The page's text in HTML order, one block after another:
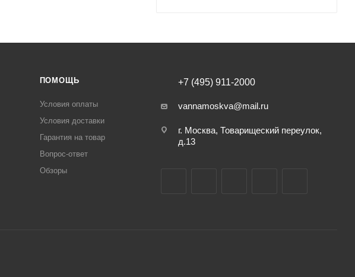
ПОМОЩЬ
Условия оплаты
Условия доставки
Гарантия на товар
Вопрос-ответ
Обзоры
+7 (495) 911-2000
vannamoskva@mail.ru
г. Москва, Товарищеский переулок,
д.13